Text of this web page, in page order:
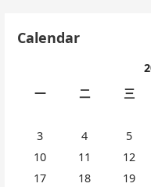
Calendar
一
二 三
3
4 5
10
11 12
17
18 19